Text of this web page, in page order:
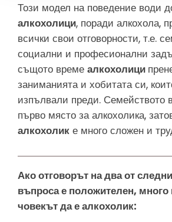
Този модел на поведение води
алкохолици, поради алкохола,
всички свои отговорности, т.е.
социални и професионални
същото време алкохолици
заниманията и хобитата си,
изпълвали преди. Семейството
първо място за алкохолика,
алкохолик е много сложен и
Ако отговорът на два от
въпроса е положителен, много
човекът да е алкохолик: